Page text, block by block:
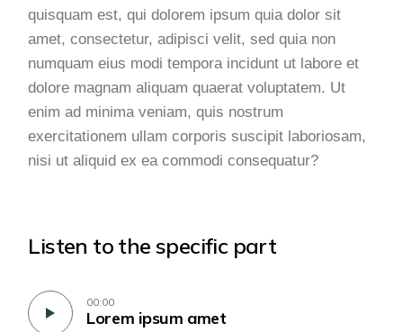
quisquam est, qui dolorem ipsum quia dolor sit
amet, consectetur, adipisci velit, sed quia non
numquam eius modi tempora incidunt ut labore et
dolore magnam aliquam quaerat voluptatem. Ut
enim ad minima veniam, quis nostrum
exercitationem ullam corporis suscipit laboriosam,
nisi ut aliquid ex ea commodi consequatur?
Listen to the specific part
00:00
Lorem ipsum amet